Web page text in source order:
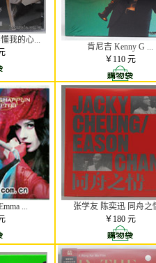
我的心...
肯尼吉 Kenny G ...
￥110 元
...
张学友 陈奕迅 同舟之
￥180 元